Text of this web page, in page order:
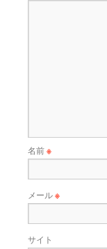
名前※
メール※
サイト